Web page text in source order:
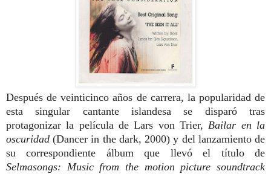
Después de veinticinco años de carrera, la popularidad de
esta singular cantante islandesa se disparó tras
protagonizar la película de Lars von Trier,Bailar en la
oscuridad(Dancer in the dark, 2000) y del lanzamiento de
su correspondiente álbum que llevó el título de
Selmasongs: Music from the motion picture soundtrack